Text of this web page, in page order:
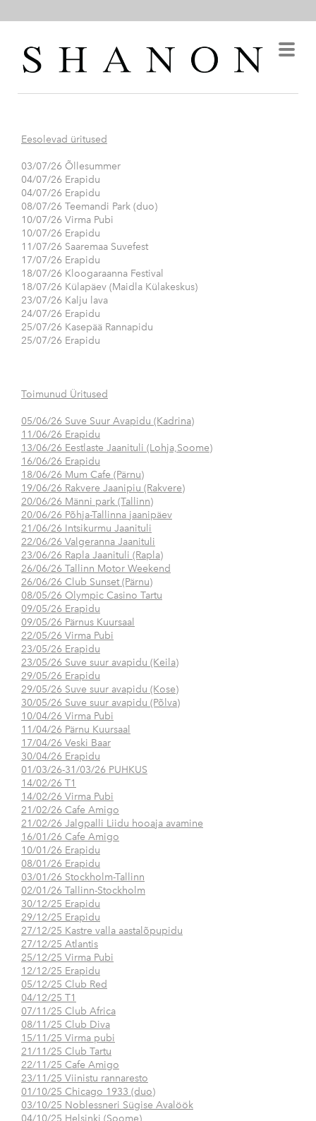
Eesolevad üritused
03/07/26 Õllesummer
04/07/26 Erapidu
04/07/26 Erapidu
08/07/26 Teemandi Park (duo)
10/07/26 Virma Pubi
10/07/26 Erapidu
11/07/26 Saaremaa Suvefest
17/07/26 Erapidu
18/07/26 Kloogaraanna Festival
18/07/26 Külapäev (Maidla Külakeskus)
23/07/26 Kalju lava
24/07/26 Erapidu
25/07/26 Kasepää Rannapidu
25/07/26 Erapidu
Toimunud Üritused
05/06/26 Suve Suur Avapidu (Kadrina)
11/06/26 Erapidu
13/06/26 Eestlaste Jaanituli (Lohja,Soome)
16/06/26 Erapidu
18/06/26 Mum Cafe (Pärnu)
19/06/26 Rakvere Jaanipiu (Rakvere)
20/06/26 Männi park (Tallinn)
20/06/26 Põhja-Tallinna jaanipäev
21/06/26 Intsikurmu Jaanituli
22/06/26 Valgeranna Jaanituli
23/06/26 Rapla Jaanituli (Rapla)
26/06/26 Tallinn Motor Weekend
26/06/26 Club Sunset (Pärnu)
08/05/26 Olympic Casino Tartu
09/05/26 Erapidu
09/05/26 Pärnus Kuursaal
22/05/26 Virma Pubi
23/05/26 Erapidu
23/05/26 Suve suur avapidu (Keila)
29/05/26 Erapidu
29/05/26 Suve suur avapidu (Kose)
30/05/26 Suve suur avapidu (Põlva)
10/04/26 Virma Pubi
11/04/26 Pärnu Kuursaal
17/04/26 Veski Baar
30/04/26 Erapidu
01/03/26-31/03/26 PUHKUS
14/02/26 T1
14/02/26 Virma Pubi
21/02/26 Cafe Amigo
21/02/26 Jalgpalli Liidu hooaja avamine
16/01/26 Cafe Amigo
10/01/26 Erapidu
08/01/26 Erapidu
03/01/26 Stockholm-Tallinn
02/01/26 Tallinn-Stockholm
30/12/25 Erapidu
29/12/25 Erapidu
27/12/25 Kastre valla aastalõpupidu
27/12/25 Atlantis
25/12/25 Virma Pubi
12/12/25 Erapidu
05/12/25 Club Red
04/12/25 T1
07/11/25 Club Africa
08/11/25 Club Diva
15/11/25 Virma pubi
21/11/25 Club Tartu
22/11/25 Cafe Amigo
23/11/25 Viinistu rannaresto
01/10/25 Chicago 1933 (duo)
03/10/25 Noblessneri Sügise Avalöök